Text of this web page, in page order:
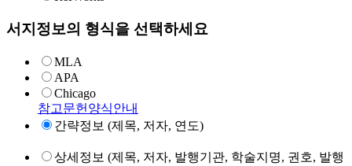
서지정보의 형식을 선택하세요
MLA
APA
Chicago
참고문헌양식안내
간략정보 (제목, 저자, 연도)
상세정보 (제목, 저자, 발행기관, 학술지명, 권호, 발행